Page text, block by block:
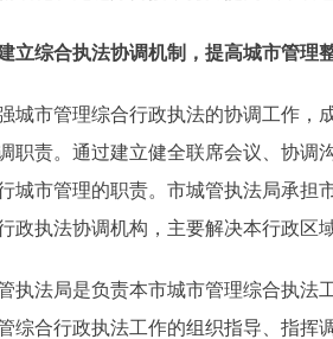
综合执法协调机制，提高城市管理
市管理综合行政执法的协调工作，成
职责。通过建立健全联席会议、协调
城市管理的职责。市城管执法局承担
政执法协调机构，主要解决本行政区
法局是负责本市城市管理综合执法工
综合行政执法工作的组织指导、指挥